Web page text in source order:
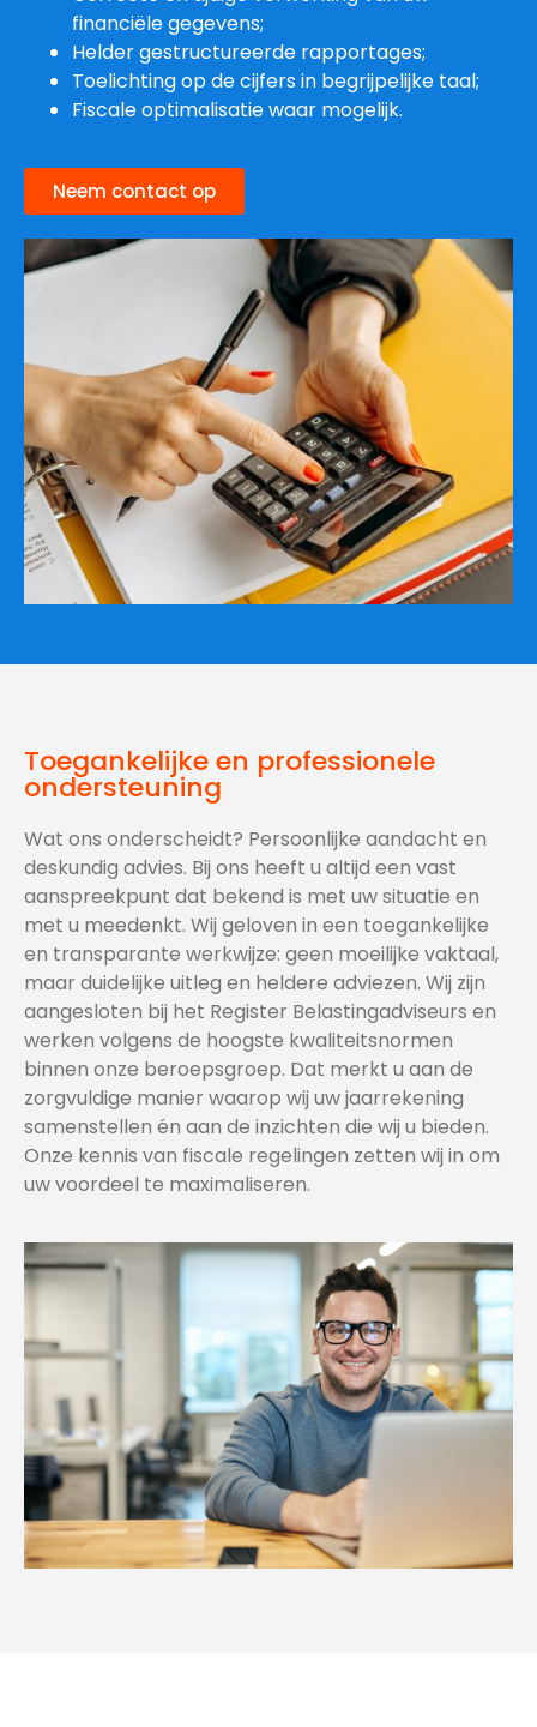
financiële gegevens;
Helder gestructureerde rapportages;
Toelichting op de cijfers in begrijpelijke taal;
Fiscale optimalisatie waar mogelijk.
Neem contact op
Toegankelijke en professionele
ondersteuning
Wat ons onderscheidt? Persoonlijke aandacht en
deskundig advies. Bij ons heeft u altijd een vast
aanspreekpunt dat bekend is met uw situatie en
met u meedenkt. Wij geloven in een toegankelijke
en transparante werkwijze: geen moeilijke vaktaal,
maar duidelijke uitleg en heldere adviezen. Wij zijn
aangesloten bij het Register Belastingadviseurs en
werken volgens de hoogste kwaliteitsnormen
binnen onze beroepsgroep. Dat merkt u aan de
zorgvuldige manier waarop wij uw jaarrekening
samenstellen én aan de inzichten die wij u bieden.
Onze kennis van fiscale regelingen zetten wij in om
uw voordeel te maximaliseren.